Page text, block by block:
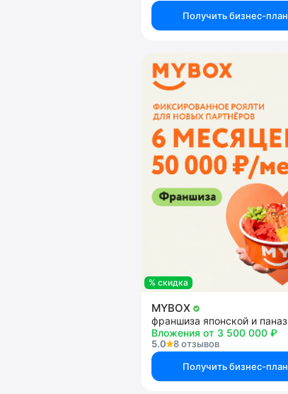
Получить бизнес-план
% скидка
MYBOX
Вложения от 3 500 000 ₽
5.0
8 отзывов
Получить бизнес-план